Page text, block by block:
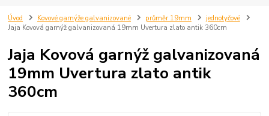
Úvod Kovové garnýže galvanizované průměr 19mm
jednotyčové
Jaja Kovová garnýž galvanizovaná 19mm Uvertura zlato antik 360cm
Jaja Kovová garnýž galvanizovaná
19mm Uvertura zlato antik
360cm